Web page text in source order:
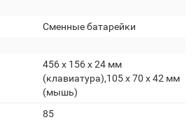
Сменные батарейки
456 х 156 х 24 мм
(клавиатура),105 х 70 х 42 мм
(мышь)
85